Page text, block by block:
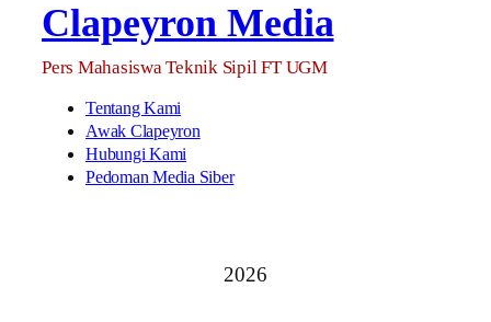
Clapeyron Media
Pers Mahasiswa Teknik Sipil FT UGM
Tentang Kami
Awak Clapeyron
Hubungi Kami
Pedoman Media Siber
2026